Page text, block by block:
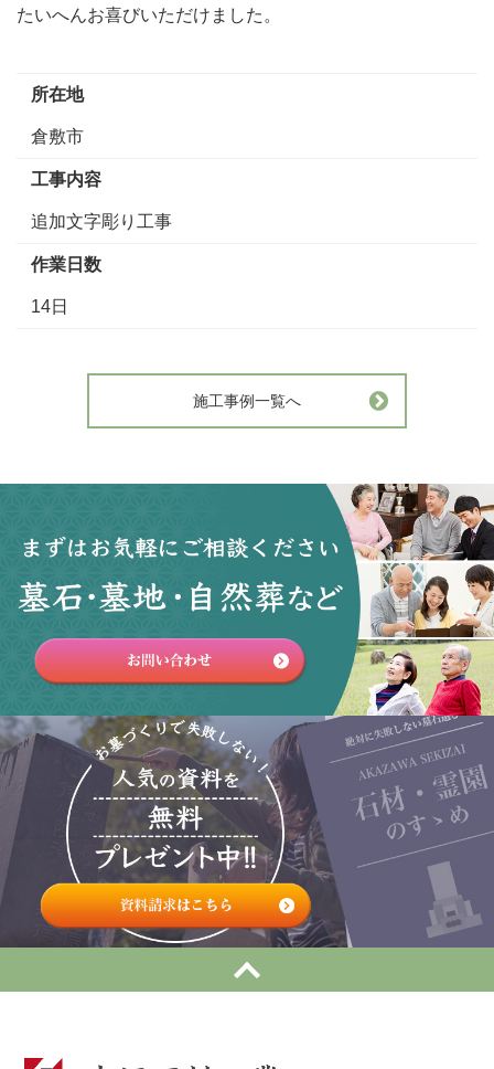
たいへんお喜びいただけました。
所在地
倉敷市
工事内容
追加文字彫り工事
作業日数
14日
施工事例一覧へ